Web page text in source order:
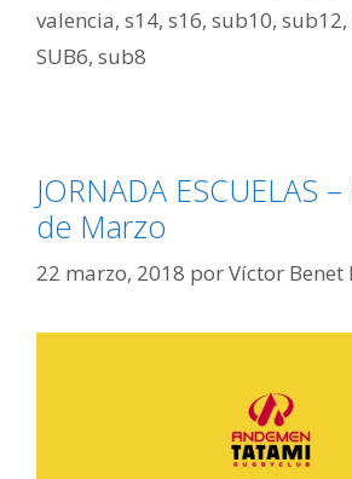
valencia, s14, s16, sub10, sub12,
SUB6, sub8
JORNADA ESCUELAS
de Marzo
22 marzo, 2018 porVíctor